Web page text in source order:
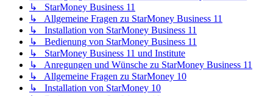
↳ StarMoney Business 11
↳ Allgemeine Fragen zu StarMoney Business 11
↳ Installation von StarMoney Business 11
↳ Bedienung von StarMoney Business 11
↳ StarMoney Business 11 und Institute
↳ Anregungen und Wünsche zu StarMoney Business 11
↳ Allgemeine Fragen zu StarMoney 10
↳ Installation von StarMoney 10